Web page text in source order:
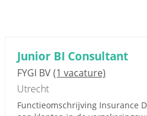
Junior BI Consultant
FYGI BV(1 vacature)
Utrecht
Functieomschrijving Insurance